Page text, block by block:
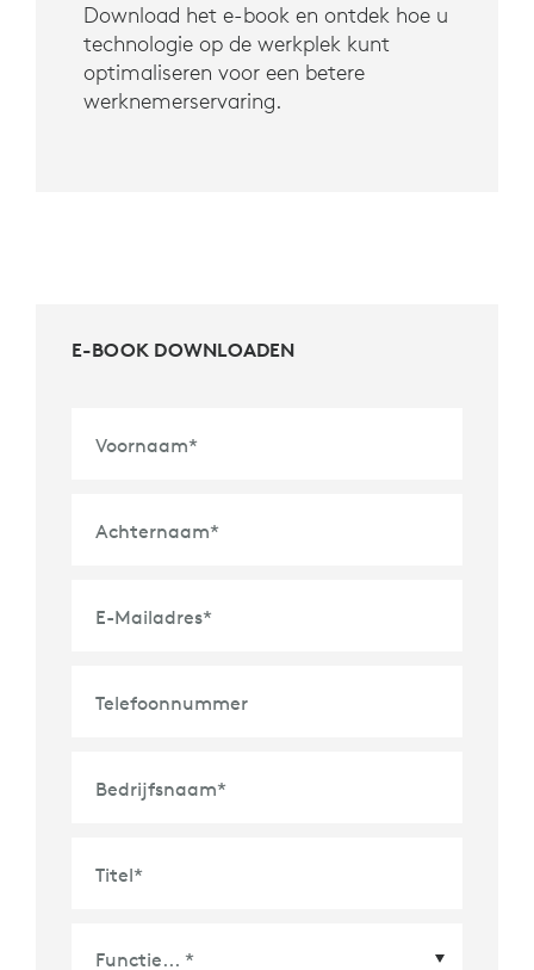
Download het e-book en ontdek hoe u
technologie op de werkplek kunt
optimaliseren voor een betere
werknemerservaring.
E-BOOK DOWNLOADEN
Voornaam*
Achternaam*
E-Mailadres*
Telefoonnummer
Bedrijfsnaam*
Titel*